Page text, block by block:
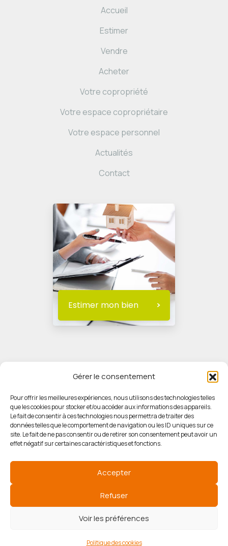
Gérer le consentement
Pour offrir les meilleures expériences, nous utilisons des technologies telles
que les cookies pour stocker et/ou accéder aux informations des appareils.
Le fait de consentir à ces technologies nous permettra de traiter des
données telles que le comportement de navigation ou les ID uniques sur ce
site. Le fait de ne pas consentir ou de retirer son consentement peut avoir un
effet négatif sur certaines caractéristiques et fonctions.
Accepter
Refuser
Voir les préférences
Politique des cookies
Accueil
Estimer
Vendre
Acheter
Votre copropriété
Votre espace copropriétaire
Votre espace personnel
Actualités
Contact
Estimer mon bien
© HORIZON IMMOBILIER
Mentions légales
Politique des cookies